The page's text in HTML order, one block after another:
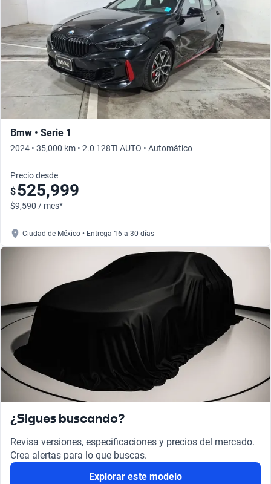
Bmw • Serie 1
2024 • 35,000 km • 2.0 128TI AUTO • Automático
Precio desde
$525,999
$9,590 / mes*
Ciudad de México • Entrega 16 a 30 días
¿Sigues buscando?
Revisa versiones, especificaciones y precios del mercado.
Crea alertas para lo que buscas.
Explorar este modelo